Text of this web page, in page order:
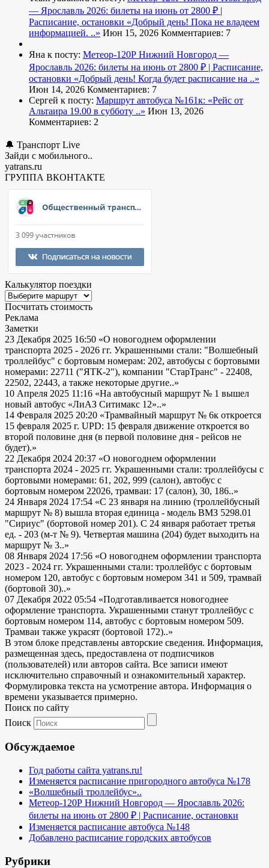
— Ярославль 2026: билеты на июнь от 2800 ₽ |
Расписание, остановки «Добрый день! Пока не владеем
информацией. ..» Июн 15, 2026 Комментариев: 7
Яна к посту: Метеор-120Р Нижний Новгород —
Ярославль 2026: билеты на июнь от 2800 ₽ | Расписание,
остановки «Добрый день! Когда будет расписание на ..»
Июн 14, 2026 Комментариев: 7
Сергей к посту: Маршрут автобуса №161к: «Рейс от
Альтаира 19.00 в субботу ..» Июн 13, 2026
Комментариев: 2
🔔 Транспорт Live
Зайди с мобильного..
yatrans.ru
ГРУППА ВКОНТАКТЕ
Калькулятор поездки
Посчитать стоимость
Реклама
Заметки
23 Декабря 2025 16:50 «О новогоднем оформлении
транспорта 2025 - 2026 гг. Украшенными стали: "Волшебный
троллейбус" с бортовым номерам: 202, автобусы с бортовыми
номерами: 22711 ("ЯТК-2"), компании "СтарТранс" - 22408,
22502, 22443, а также некоторые другие..»
10 Апреля 2025 11:16 «На автобусный маршрут № 1 вышел
новый автобус «ЛиАЗ Ситимакс 12»..»
14 Февраля 2025 20:20 «Трамвайный маршрут № 6к откроется
15 февраля 2025 г. UPD: 15 февраля движение откроется во
второй половине дня (в первой половине дня - рейсов не
будет).»
22 Декабря 2024 20:37 «О новогоднем оформлении
транспорта 2024 - 2025 гг. Украшенными стали: троллейбусы с
бортовыми номерами: 61, 202, 999 (салон), автобус с
бортовым номером 22026, трамваи: 17 (салон), 30, 186..»
24 Января 2024 17:54 «С 23 января на линию (троллейбусный
маршрут № 8) вышла вторая единица - модель ВМЗ 5298.01
"Сириус" (бортовой номер 201). С 24 января работает третья
ед. - 203 (м-т № 9). Четвертая машина (204) будет выходить на
маршрут № 3..»
08 Января 2024 17:56 «О новогоднем оформлении транспорта
2023 - 2024 гг. Украшенными стали: троллейбус с бортовым
номером 120, автобус с бортовым номером 341 и 509, трамвай
(бортовой 30)..»
07 Декабря 2022 05:54 «Подготавливается новогоднее
оформление транспорта. Украшенными станут троллейбус с
бортовым номером 114, автобус с бортовым номером 509.
Трамваи также украсят (бортовой 172)..»
В этом блоке представлены авторские сведения. Информация,
размещенная здесь, предоставлена от подписчиков
(пользователей) или авторов сайта. Все записи имеют
исключительно справочный и ознакомительный характер.
Формулировка текста на усмотрение автора. Информация о
времени указывается примерно.
Поиск по сайту
Поиск
Обсуждаемое
Год работы сайта yatrans.ru!
Изменяется расписание пригородного автобуса №178
«Волшебный троллейбус»..
Метеор-120Р Нижний Новгород — Ярославль 2026:
билеты на июнь от 2800 ₽ | Расписание, остановки
Изменяется расписание автобуса №148
Добавлено расписание городских автобусов
Рубрики